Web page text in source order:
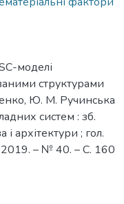
моделі
структурами
Ю. М. Ручинська
систем : зб.
архітектури ; гол.
– № 40. – С. 160